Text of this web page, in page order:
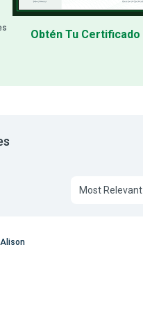
Obtén Tu Certificado
Most Relevant